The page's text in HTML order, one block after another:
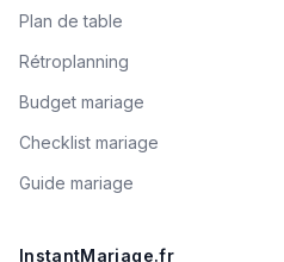
Plan de table
Rétroplanning
Budget mariage
Checklist mariage
Guide mariage
InstantMariage.fr